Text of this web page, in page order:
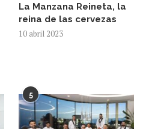
La Manzana Reineta, la
reina de las cervezas
10 abril 2023
5